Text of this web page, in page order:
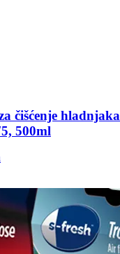
čišćenje hladnjaka
500ml